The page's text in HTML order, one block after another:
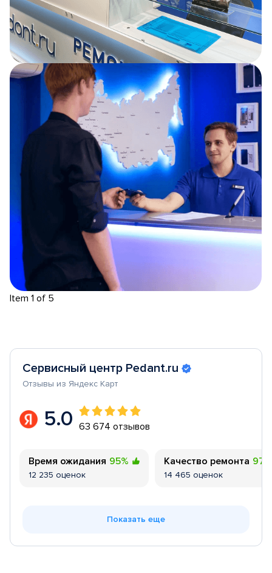
Item 1 of 5
Сервисный центр Pedant.ru
Отзывы из Яндекс Карт
5.0 63 674 отзывов
Время ожидания 95%
12 235 оценок
Качество ремонта 97%
14 465 оценок
Показать еще